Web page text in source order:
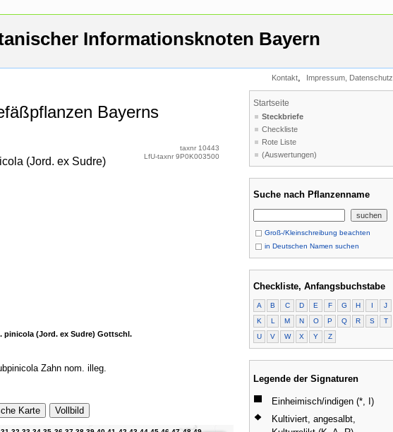
Informationsknoten Bayern
Kontakt, Impressum, Datenschutz
Bayerns
(Jord. ex Sudre)
taxnr 10443
LfU-taxnr 9P0K003500
pinicola (Jord. ex Sudre) Gottschl.
Zahn nom. illeg.
Karte Vollbild
Startseite
Steckbriefe
Checkliste
Rote Liste
(Auswertungen)
Suche nach Pflanzenname
Groß-/Kleinschreibung beachten
in Deutschen Namen suchen
Checkliste, Anfangsbuchstabe
A B C D E F G H I
J
K
L M N O P Q R S
T
U
V W X Y Z
Legende der Signaturen
Einheimisch/indigen (*, I)
Kultiviert, angesalbt,